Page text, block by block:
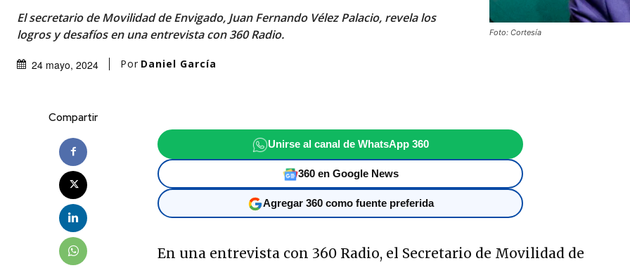
El secretario de Movilidad de Envigado, Juan Fernando Vélez Palacio, revela los
logros y desafíos en una entrevista con 360 Radio.
24 mayo, 2024 Por Daniel García
Foto: Cortesía
Compartir
Unirse al canal de WhatsApp 360
360 en Google News
Agregar 360 como fuente preferida
En una entrevista con 360 Radio, el Secretario de Movilidad de